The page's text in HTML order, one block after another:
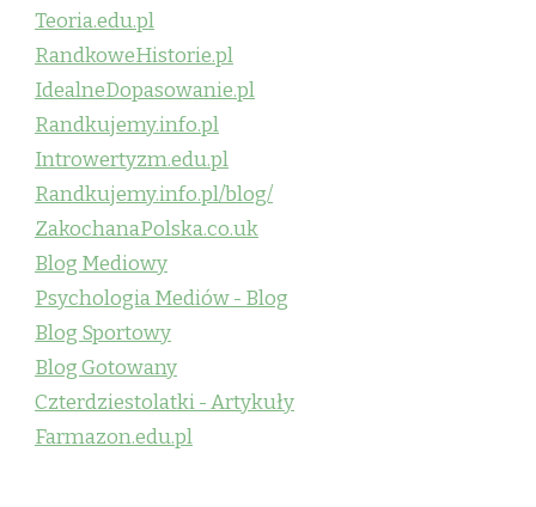
Teoria.edu.pl
RandkoweHistorie.pl
IdealneDopasowanie.pl
Randkujemy.info.pl
Introwertyzm.edu.pl
Randkujemy.info.pl/blog/
ZakochanaPolska.co.uk
Blog Mediowy
Psychologia Mediów - Blog
Blog Sportowy
Blog Gotowany
Czterdziestolatki - Artykuły
Farmazon.edu.pl